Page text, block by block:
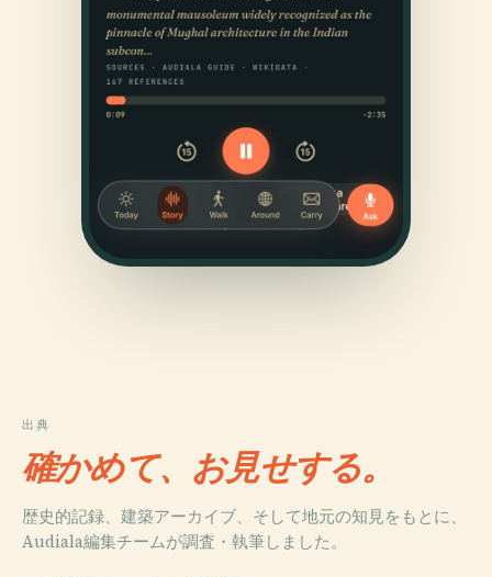
出典
確かめて、お見せする。
歴史的記録、建築アーカイブ、そして地元の知見をもとに、
Audiala編集チームが調査・執筆しました。